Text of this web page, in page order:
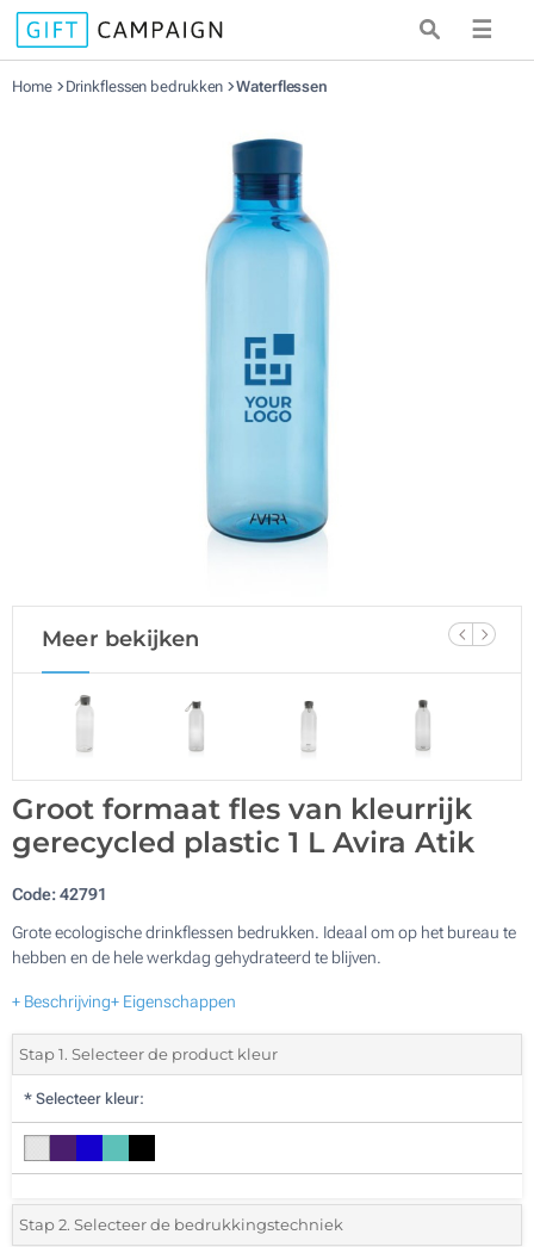
☰
Home Drinkflessen bedrukken Waterflessen
Meer bekijken
Groot formaat fles van kleurrijk
gerecycled plastic 1 L Avira Atik
Code:42791
Grote ecologische drinkflessen bedrukken. Ideaal om op het bureau te
hebben en de hele werkdag gehydrateerd te blijven.
+ Beschrijving+ Eigenschappen
Stap 1. Selecteer de product kleur
* Selecteer kleur:
Stap 2. Selecteer de bedrukkingstechniek